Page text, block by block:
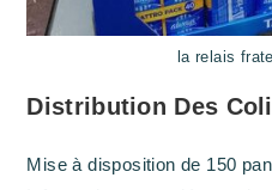
la relais
Distribution Des
Mise à disposition de 150